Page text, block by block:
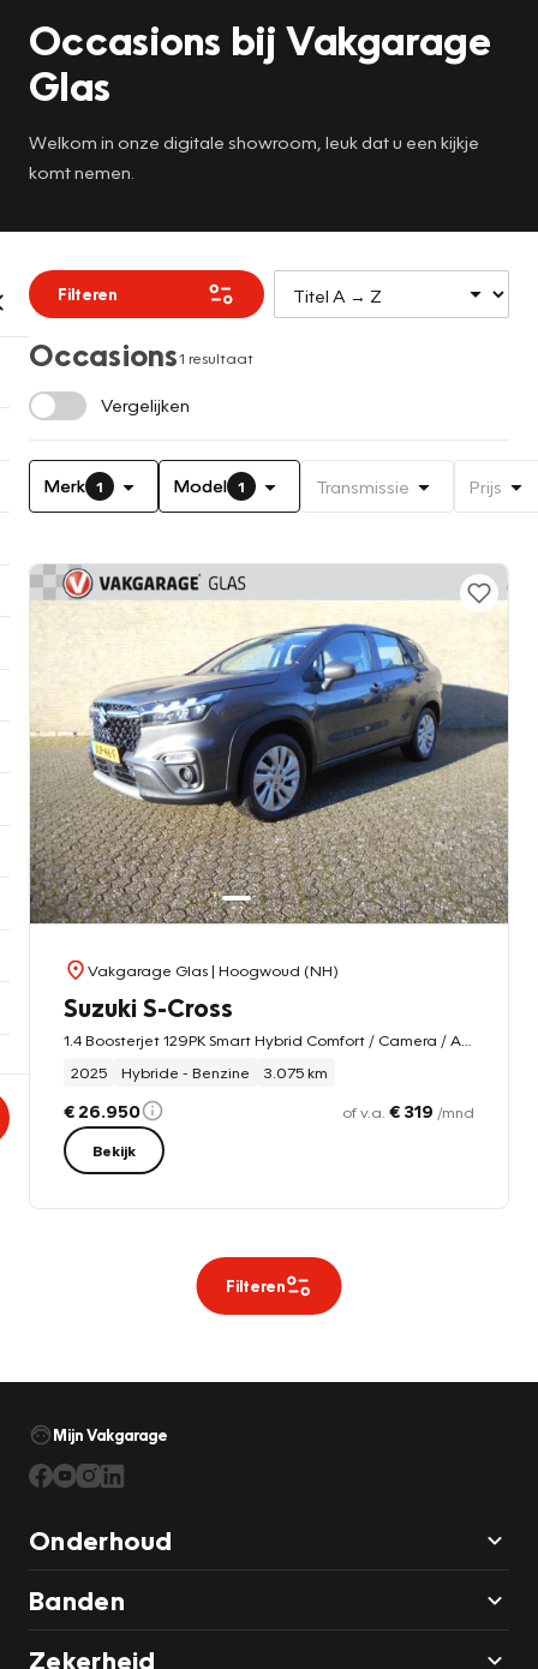
Occasions bij Vakgarage
Glas
Welkom in onze digitale showroom, leuk dat u een kijkje
komt nemen.
Filteren
Occasions1 resultaat
Vergelijken
Merk 1 Model 1 Transmissie Prijs
Vakgarage Glas| Hoogwoud (NH)
Suzuki S-Cross
2025
Hybride - Benzine 3.075 km
€ 26.950 of v.a. € 319 /mnd
Bekijk
Filteren
Mijn Vakgarage
Onderhoud
Banden
Zekerheid